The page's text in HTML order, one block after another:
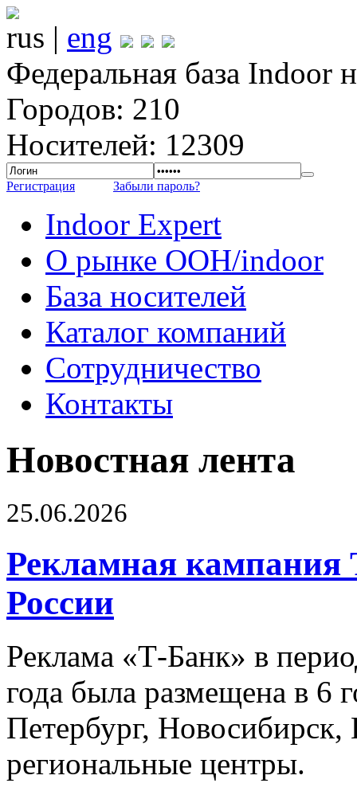
rus | eng
Федеральная база Indoor
Городов: 210
Носителей: 12309
Регистрация Забыли пароль?
Indoor Expert
О рынке OOH/indoor
База носителей
Каталог компаний
Сотрудничество
Контакты
Новостная лента
25.06.2026
Рекламная кампания
России
Реклама «Т-Банк» в
года была размещена в 6
Петербург,
региональные центры.